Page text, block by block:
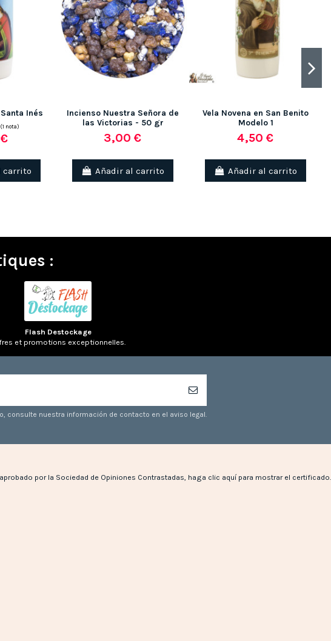
Inés
carrito
Incienso Nuestra Señora de
las Victorias - 50 gr
3,00 €
Añadir al carrito
Vela Novena en San Benito
Modelo 1
4,50 €
Añadir al carrito
:
Flash Destockage
et promotions exceptionnelles.
consulte nuestra información de contacto en el aviso legal.
por la Sociedad de Opiniones Contrastadas, haga clic aquí para mostrar el certificado.